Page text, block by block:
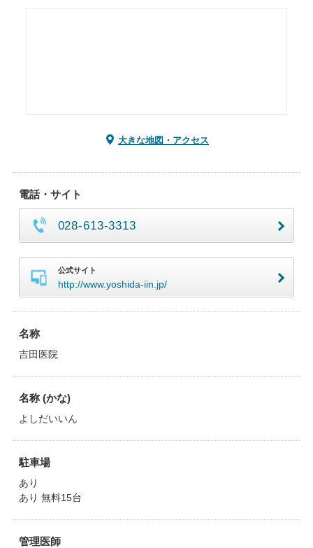
大きな地図・アクセス
電話・サイト
028-613-3313
公式サイト
http://www.yoshida-iin.jp/
名称
吉田医院
名称 (かな)
よしだいいん
駐車場
あり
あり 無料15台
管理医師